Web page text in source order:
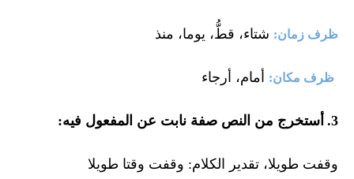
ظرف زمان: شتاء، قطُّ، يوما، منذ
ظرف مكان: أمام، أرجاء
.3 أستخرج من النص صفة نابت عن المفعول فيه:
وقفت طويلا، تقدير الكلام: وقفت وقتا طويلا